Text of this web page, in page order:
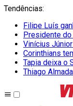
Tendências:
Filipe Luís
Presidente do
Vinícius
Corinthians
Tapia deixa o
Thiago